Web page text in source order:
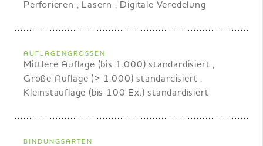
Perforieren , Lasern , Digitale Veredelung
AUFLAGENGRÖSSEN
Mittlere Auflage (bis 1.000) standardisiert ,
Große Auflage (> 1.000) standardisiert ,
Kleinstauflage (bis 100 Ex.) standardisiert
BINDUNGSARTEN